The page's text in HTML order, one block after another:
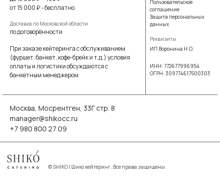
от 15 000 ₽ - бесплатно
Доставка по Московской области
по договорённости
При заказе кейтеринга с обслуживанием
(фуршет, банкет, кофе-брейк и т.д.) условия
оплаты и логистики обсуждаются с
банкетным менеджером
Пользовательское
соглашение
Защита персональных
данных
Реквизиты
ИП Воронина Н.О.
ИНН: 772677996954
ОГРН: 309774617500303
Москва, Мосрентген, 33Г стр. 8
manager@shikocc.ru
+7 980 800 27 09
© SHIKO | Шико кейтеринг. Все права защищены